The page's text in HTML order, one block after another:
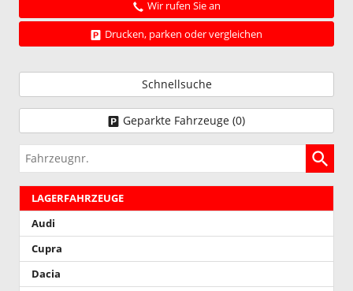
Wir rufen Sie an
Drucken, parken oder vergleichen
Schnellsuche
Geparkte Fahrzeuge (0)
Fahrzeugnr.
LAGERFAHRZEUGE
Audi
Cupra
Dacia